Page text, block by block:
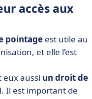
accès aux
pointage est utile au
et elle l’est
eux aussi un droit de
Il est important de